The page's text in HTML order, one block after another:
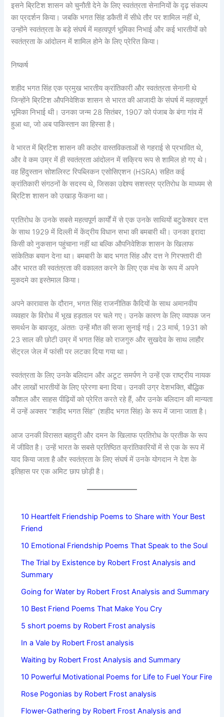
इसने ब्रिटिश शासन को चुनौती देने के लिए स्वतंत्रता सेनानियों के दृढ़ संकल्प
का प्रदर्शन किया। जबकि भगत सिंह डकैती में सीधे तौर पर शामिल नहीं थे,
उन्होंने स्वतंत्रता के बड़े संघर्ष में महत्वपूर्ण भूमिका निभाई और कई भारतीयों को
स्वतंत्रता के आंदोलन में शामिल होने के लिए प्रेरित किया।
निष्कर्ष
शहीद भगत सिंह एक प्रमुख भारतीय क्रांतिकारी और स्वतंत्रता सेनानी थे
जिन्होंने ब्रिटिश औपनिवेशिक शासन से भारत की आजादी के संघर्ष में महत्वपूर्ण
भूमिका निभाई थी। उनका जन्म 28 सितंबर, 1907 को पंजाब के बंगा गांव में
हुआ था, जो अब पाकिस्तान का हिस्सा है।
वे भारत में ब्रिटिश शासन की कठोर वास्तविकताओं से गहराई से प्रभावित थे,
और वे कम उम्र में ही स्वतंत्रता आंदोलन में सक्रिय रूप से शामिल हो गए थे।
वह हिंदुस्तान सोशलिस्ट रिपब्लिकन एसोसिएशन (HSRA) सहित कई
क्रांतिकारी संगठनों के सदस्य थे, जिसका उद्देश्य सशस्त्र प्रतिरोध के माध्यम से
ब्रिटिश शासन को उखाड़ फेंकना था।
प्रतिरोध के उनके सबसे महत्वपूर्ण कार्यों में से एक उनके साथियों बटुकेश्वर दत्त
के साथ 1929 में दिल्ली में केंद्रीय विधान सभा की बमबारी थी। उनका इरादा
किसी को नुकसान पहुंचाना नहीं था बल्कि औपनिवेशिक शासन के खिलाफ
सांकेतिक बयान देना था। बमबारी के बाद भगत सिंह और दत्त ने गिरफ्तारी दी
और भारत की स्वतंत्रता की वकालत करने के लिए एक मंच के रूप में अपने
मुकदमे का इस्तेमाल किया।
अपने कारावास के दौरान, भगत सिंह राजनीतिक कैदियों के साथ अमानवीय
व्यवहार के विरोध में भूख हड़ताल पर चले गए। उनके कारण के लिए व्यापक जन
समर्थन के बावजूद, अंततः उन्हें मौत की सजा सुनाई गई। 23 मार्च, 1931 को
23 साल की छोटी उम्र में भगत सिंह को राजगुरु और सुखदेव के साथ लाहौर
सेंट्रल जेल में फांसी पर लटका दिया गया था।
स्वतंत्रता के लिए उनके बलिदान और अटूट समर्पण ने उन्हें एक राष्ट्रीय नायक
और लाखों भारतीयों के लिए प्रेरणा बना दिया। उनकी उग्र देशभक्ति, बौद्धिक
कौशल और साहस पीढ़ियों को प्रेरित करते रहे हैं, और उनके बलिदान की मान्यता
में उन्हें अक्सर “शहीद भगत सिंह” (शहीद भगत सिंह) के रूप में जाना जाता है।
आज उनकी विरासत बहादुरी और दमन के खिलाफ प्रतिरोध के प्रतीक के रूप
में जीवित है। उन्हें भारत के सबसे प्रतिष्ठित क्रांतिकारियों में से एक के रूप में
याद किया जाता है और स्वतंत्रता के लिए संघर्ष में उनके योगदान ने देश के
इतिहास पर एक अमिट छाप छोड़ी है।
10 Heartfelt Friendship Poems to Share with Your Best
Friend
10 Emotional Friendship Poems That Speak to the Soul
The Trial by Existence by Robert Frost Analysis and
Summary
Going for Water by Robert Frost Analysis and Summary
10 Best Friend Poems That Make You Cry
5 short poems by Robert Frost analysis
In a Vale by Robert Frost analysis
Waiting by Robert Frost Analysis and Summary
10 Powerful Motivational Poems for Life to Fuel Your Fire
Rose Pogonias by Robert Frost analysis
Flower-Gathering by Robert Frost Analysis and